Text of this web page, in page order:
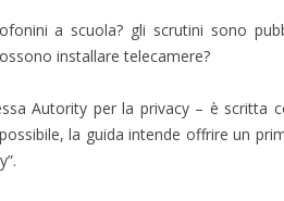
a scuola? gli scrutini sono
installare telecamere?
Autority per la privacy – è scritta
la guida intende offrire un